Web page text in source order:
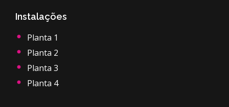
Instalações
Planta 1
Planta 2
Planta 3
Planta 4